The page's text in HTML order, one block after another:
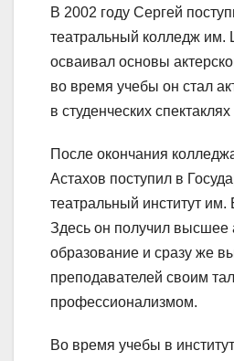
В 2002 году Сергей
театральный колледж им.
осваивал основы
во время учебы он стал
в студенческих
После окончания
Астахов поступил в
театральный институт
Здесь он получил высшее
образование и сразу же
преподавателей своим
профессионализмом.
Во время учебы в